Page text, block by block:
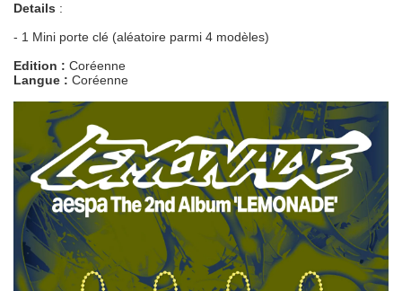
Details :
- 1 Mini porte clé (aléatoire parmi 4 modèles)
Edition : Coréenne
Langue : Coréenne